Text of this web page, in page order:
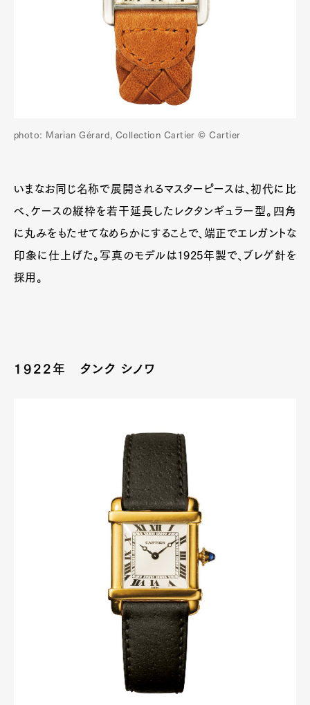
photo: Marian Gérard, Collection Cartier © Cartier
いまなお同じ名称で展開されるマスターピースは、初代に比
べ、ケースの縦枠を若干延長したレクタンギュラー型。四角
に丸みをもたせてなめらかにすることで、端正でエレガントな
印象に仕上げた。写真のモデルは1925年製で、ブレゲ針を
採用。
1922年 タンク シノワ